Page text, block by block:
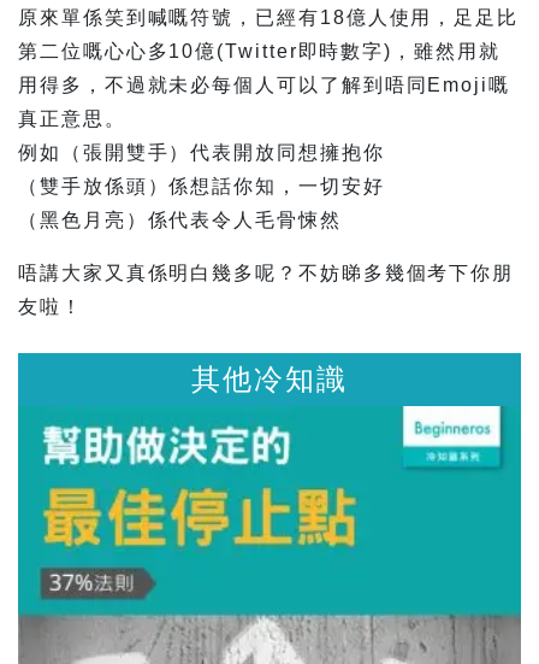
原來單係笑到喊嘅符號，已經有18億人使用，足足比
第二位嘅心心多10億(Twitter即時數字)，雖然用就
用得多，不過就未必每個人可以了解到唔同Emoji嘅
真正意思。
例如（張開雙手）代表開放同想擁抱你
（雙手放係頭）係想話你知，一切安好
（黑色月亮）係代表令人毛骨悚然
唔講大家又真係明白幾多呢？不妨睇多幾個考下你朋
友啦！